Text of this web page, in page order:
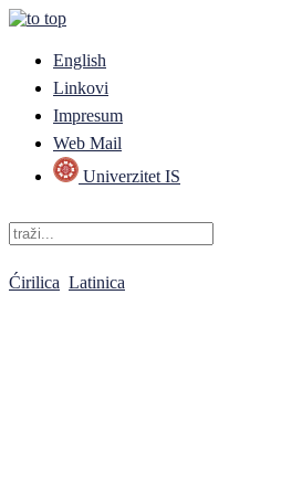
English
Linkovi
Impresum
Web Mail
Univerzitet IS
Ćirilica Latinica